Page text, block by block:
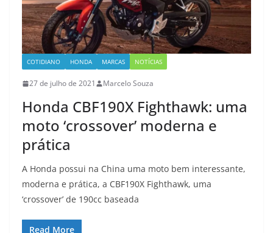
COTIDIANO HONDA MARCAS NOTÍCIAS
27 de julho de 2021 Marcelo Souza
Honda CBF190X Fighthawk: uma
moto ‘crossover’ moderna e
prática
A Honda possui na China uma moto bem interessante,
moderna e prática, a CBF190X Fighthawk, uma
‘crossover’ de 190cc baseada
Read More